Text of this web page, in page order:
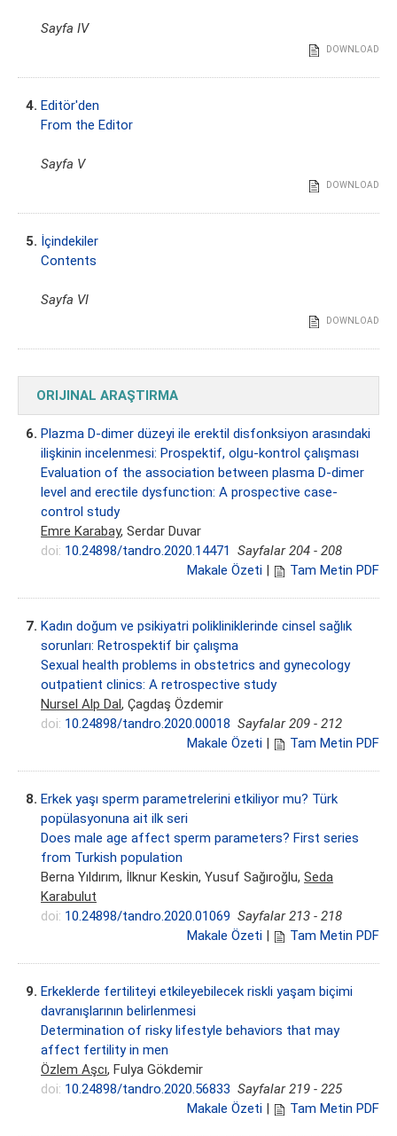
Sayfa IV
DOWNLOAD
4. Editör'den
From the Editor
Sayfa V
DOWNLOAD
5. İçindekiler
Contents
Sayfa VI
DOWNLOAD
ORIJINAL ARAŞTIRMA
6. Plazma D-dimer düzeyi ile erektil disfonksiyon arasındaki
ilişkinin incelenmesi: Prospektif, olgu-kontrol çalışması
Evaluation of the association between plasma D-dimer
level and erectile dysfunction: A prospective case-
control study
Emre Karabay, Serdar Duvar
doi: 10.24898/tandro.2020.14471
Sayfalar 204 - 208
Makale Özeti
Tam Metin PDF
7. Kadın doğum ve psikiyatri polikliniklerinde cinsel sağlık
sorunları: Retrospektif bir çalışma
Sexual health problems in obstetrics and gynecology
outpatient clinics: A retrospective study
Nursel Alp Dal, Çagdaş Özdemir
doi: 10.24898/tandro.2020.00018 Sayfalar 209 - 212
Makale Özeti
Tam Metin PDF
8. Erkek yaşı sperm parametrelerini etkiliyor mu? Türk
popülasyonuna ait ilk seri
Does male age affect sperm parameters? First series
from Turkish population
Berna Yıldırım, İlknur Keskin, Yusuf Sağıroğlu, Seda
Karabulut
doi: 10.24898/tandro.2020.01069 Sayfalar 213 - 218
Makale Özeti
Tam Metin PDF
9. Erkeklerde fertiliteyi etkileyebilecek riskli yaşam biçimi
davranışlarının belirlenmesi
Determination of risky lifestyle behaviors that may
affect fertility in men
Özlem Aşcı, Fulya Gökdemir
doi: 10.24898/tandro.2020.56833 Sayfalar 219 - 225
Makale Özeti
Tam Metin PDF